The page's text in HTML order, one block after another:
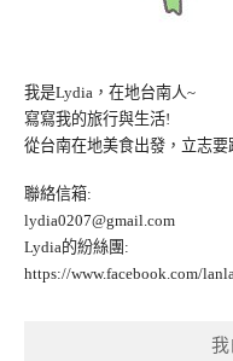
我是Lydia，在地台南人~
寫寫我的旅行與生活!
從台南在地美食出發，立志要
聯絡信箱:
lydia0207@gmail.com
Lydia的紛絲團:
https://www.facebook.com/